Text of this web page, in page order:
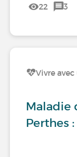
22 3
Vivre
Maladie
Perthes